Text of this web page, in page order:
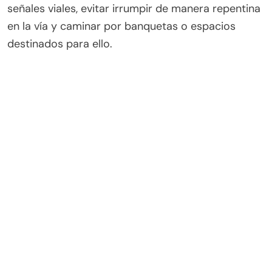
señales viales, evitar irrumpir de manera repentina
en la vía y caminar por banquetas o espacios
destinados para ello.